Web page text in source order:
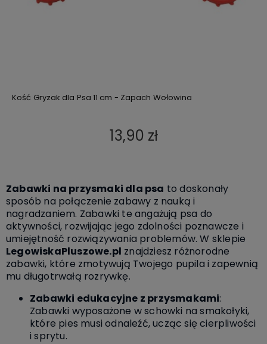
Kość Gryzak dla Psa 11 cm - Zapach Wołowina
13,90 zł
Zabawki na przysmaki dla psa to doskonały
sposób na połączenie zabawy z nauką i
nagradzaniem. Zabawki te angażują psa do
aktywności, rozwijając jego zdolności poznawcze i
umiejętność rozwiązywania problemów. W sklepie
LegowiskaPluszowe.pl znajdziesz różnorodne
zabawki, które zmotywują Twojego pupila i zapewnią
mu długotrwałą rozrywkę.
Zabawki edukacyjne z przysmakami:
Zabawki wyposażone w schowki na smakołyki,
które pies musi odnaleźć, ucząc się cierpliwości
i sprytu.